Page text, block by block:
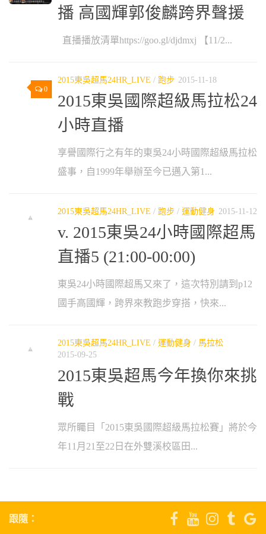
播 高國輝郭俊麟跨界聲援
直播播放清單https://goo.gl/djdmxj 【11/2...
0
2015東吳超馬24HR_LIVE / 跑步 2015-11-18
2015東吳國際超級馬拉松24
小時直播
享譽國際行之有年的東吳24小時國際超級馬拉松
盛事，自1999年舉辦至今已邁入第1...
2015東吳超馬24HR_LIVE / 跑步 / 運動健身 2015-11-12
v. 2015東吳24小時國際超馬
直播5 (21:00-00:00)
東吳24小時國際超馬又來了，這次特別請到p12
國手高國輝，跨界來教跑步穿搭，快來...
2015東吳超馬24HR_LIVE / 運動健身 / 馬拉松
2015-09-25
2015東吳超馬今年換你來挑
戰
眾所矚目「2015東吳國際超級馬拉松賽」將於今
年11月21至22日在外雙溪校區田...
跟隨：